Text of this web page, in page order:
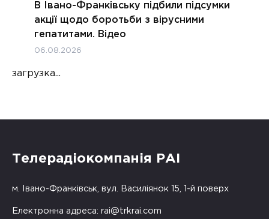
В Івано-Франківську підбили підсумки
акції щодо боротьби з вірусними
гепатитами. Відео
06.08.2026
загрузка...
Телерадіокомпанія РАІ
м. Івано-Франківськ, вул. Василіянок 15, 1-й поверх
Електронна адреса: rai@trkrai.com